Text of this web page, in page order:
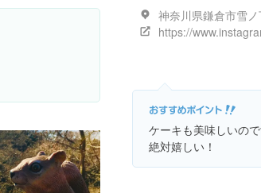
ケーキも美味しいの
絶対嬉しい！